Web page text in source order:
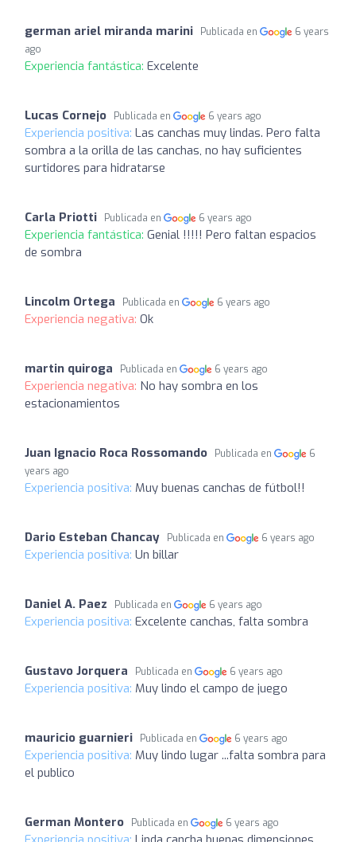
german ariel miranda marini Publicada en
6 years
ago
Experiencia fantástica: Excelente
Lucas Cornejo Publicada en 6 years ago
Experiencia positiva: Las canchas muy lindas. Pero falta
sombra a la orilla de las canchas, no hay suficientes
surtidores para hidratarse
Carla Priotti Publicada en 6 years ago
Experiencia fantástica: Genial !!!!! Pero faltan espacios
de sombra
Lincolm Ortega Publicada en 6 years ago
Experiencia negativa: Ok
martin quiroga Publicada en 6 years ago
Experiencia negativa: No hay sombra en los
estacionamientos
Juan Ignacio Roca Rossomando Publicada en
6
years ago
Experiencia positiva: Muy buenas canchas de fútbol!!
Dario Esteban Chancay Publicada en 6 years ago
Experiencia positiva: Un billar
Daniel A. Paez Publicada en 6 years ago
Experiencia positiva: Excelente canchas, falta sombra
Gustavo Jorquera Publicada en 6 years ago
Experiencia positiva: Muy lindo el campo de juego
mauricio guarnieri Publicada en 6 years ago
Experiencia positiva: Muy lindo lugar ...falta sombra para
el publico
German Montero Publicada en 6 years ago